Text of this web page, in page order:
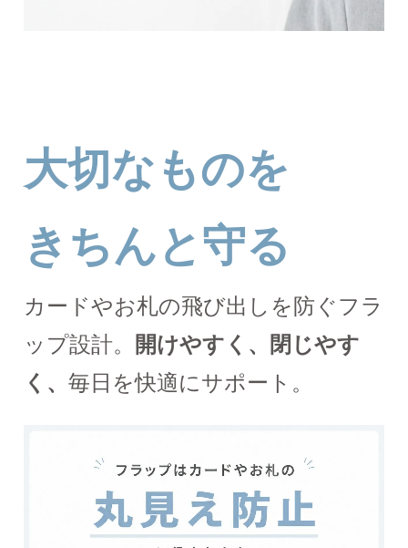
大切なものを
きちんと守る
カードやお札の飛び出しを防ぐフラ
ップ設計。
開けやすく、閉じやす
く、 毎日を快適にサポート。